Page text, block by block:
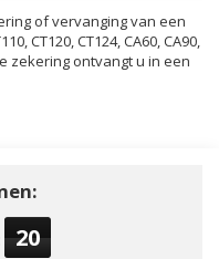
of vervanging van een
CT120, CT124, CA60, CA90,
zekering ontvangt u in een
19